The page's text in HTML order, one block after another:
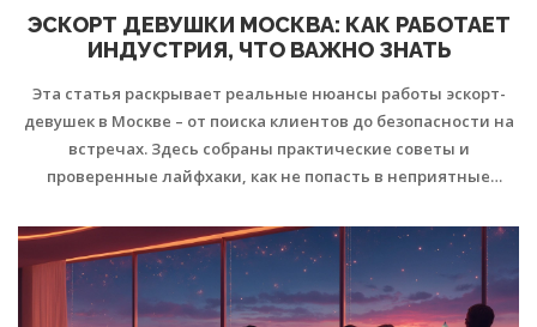
ЭСКОРТ ДЕВУШКИ МОСКВА: КАК РАБОТАЕТ
ИНДУСТРИЯ, ЧТО ВАЖНО ЗНАТЬ
Эта статья раскрывает реальные нюансы работы эскорт-
девушек в Москве – от поиска клиентов до безопасности на
встречах. Здесь собраны практические советы и
проверенные лайфхаки, как не попасть в неприятные
почему эскорт — это совсем не так просто, как выглядит со
стороны. Также обсудим, на что обращать внимание при
выборе агентства и какие подводные камни встречаются
чаще всего. Всё по делу, никакой воды и стереотипов.